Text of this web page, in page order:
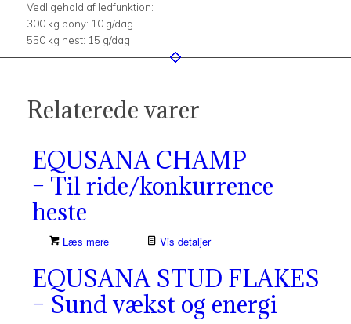
Vedligehold af ledfunktion:
300 kg pony: 10 g/dag
550 kg hest: 15 g/dag
Relaterede varer
EQUSANA CHAMP
– Til ride/konkurrence
heste
Læs mere Vis detaljer
EQUSANA STUD FLAKES
– Sund vækst og energi